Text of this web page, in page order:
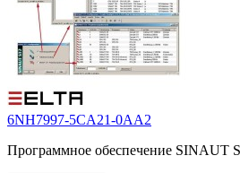
6NH7997-5CA21-0AA2
Программное обеспечение SINAUT